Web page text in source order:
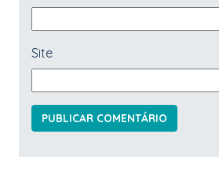
Site